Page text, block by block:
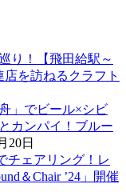
り！【飛田給駅～
を訪ねるクラフト
」でビール×シビ
カンパイ！ブルー
20日
チェアリング！レ
＆Chair ’24」開催